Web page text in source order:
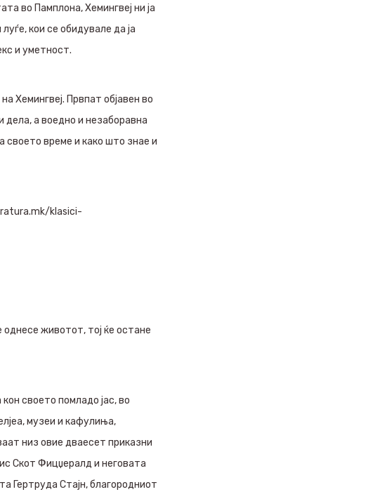
во Памплона, Хемингвеј ни ја
кои се обидувале да ја
и уметност.
Хемингвеј. Првпат објавен во
дела, а воедно и незаборавна
своето време и како што знае и
klasici-
животот, тој ќе остане
своето помладо јас, во
музеи и кафулиња,
низ овие дваесет приказни
Скот Фицџералд и неговата
Гертруда Стајн, благородниот